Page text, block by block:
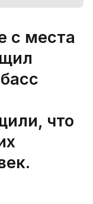
с места
что